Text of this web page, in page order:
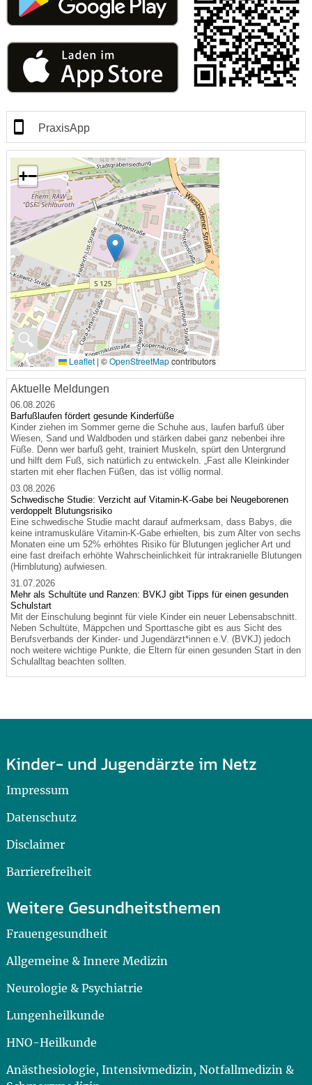
PraxisApp
🔍
+−
Leaflet | ©OpenStreetMapcontributors
Aktuelle Meldungen
06.08.2026
Barfußlaufen fördert gesunde Kinderfüße
Kinder ziehen im Sommer gerne die Schuhe aus, laufen barfuß über
Wiesen, Sand und Waldboden und stärken dabei ganz nebenbei ihre
Füße. Denn wer barfuß geht, trainiert Muskeln, spürt den Untergrund
und hilft dem Fuß, sich natürlich zu entwickeln. „Fast alle Kleinkinder
starten mit eher flachen Füßen, das ist völlig normal.
03.08.2026
Schwedische Studie: Verzicht auf Vitamin-K-Gabe bei Neugeborenen
verdoppelt Blutungsrisiko
Eine schwedische Studie macht darauf aufmerksam, dass Babys, die
keine intramuskuläre Vitamin-K-Gabe erhielten, bis zum Alter von sechs
Monaten eine um 52% erhöhtes Risiko für Blutungen jeglicher Art und
eine fast dreifach erhöhte Wahrscheinlichkeit für intrakranielle Blutungen
(Hirnblutung) aufwiesen.
31.07.2026
Mehr als Schultüte und Ranzen: BVKJ gibt Tipps für einen gesunden
Schulstart
Mit der Einschulung beginnt für viele Kinder ein neuer Lebensabschnitt.
Neben Schultüte, Mäppchen und Sporttasche gibt es aus Sicht des
Berufsverbands der Kinder- und Jugendärzt*innen e.V. (BVKJ) jedoch
noch weitere wichtige Punkte, die Eltern für einen gesunden Start in den
Schulalltag beachten sollten.
Kinder- und Jugendärzte im Netz
Impressum
Datenschutz
Disclaimer
Barrierefreiheit
Weitere Gesundheitsthemen
Frauengesundheit
Allgemeine & Innere Medizin
Neurologie & Psychiatrie
Lungenheilkunde
HNO-Heilkunde
Anästhesiologie, Intensivmedizin, Notfallmedizin &